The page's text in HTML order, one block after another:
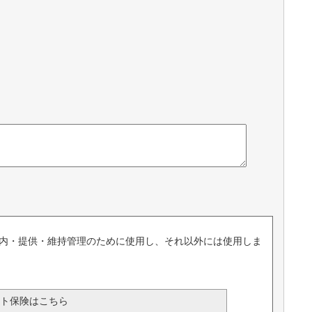
提供・維持管理のために使用し、それ以外には使用しま
保険はこちら